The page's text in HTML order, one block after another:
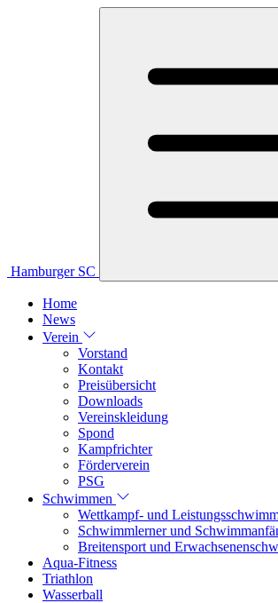
Hamburger SC
Home
News
Verein
Vorstand
Kontakt
Preisübersicht
Downloads
Vereinskleidung
Spond
Kampfrichter
Förderverein
PSG
Schwimmen
Wettkampf- und
Schwimmlerner und
Breitensport und
Aqua-Fitness
Triathlon
Wasserball